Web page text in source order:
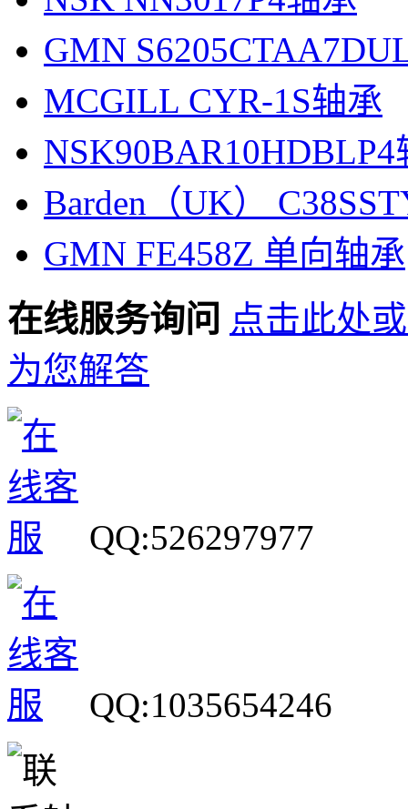
GMN
MCGILL CYR-1S轴承
NSK90BAR10HDBLP4
Barden（UK）
GMN FE458Z 单向轴承
在线服务询问 点击此处
为您解答
QQ:526297977
QQ:1035654246